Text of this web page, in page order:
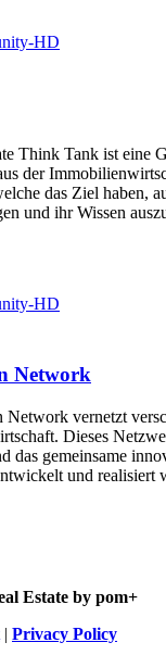
Think Tank ist eine
der
das Ziel haben,
und ihr Wissen
Network
vernetzt
Dieses
das gemeinsame
und realisiert
Estate by pom+
| Privacy Policy